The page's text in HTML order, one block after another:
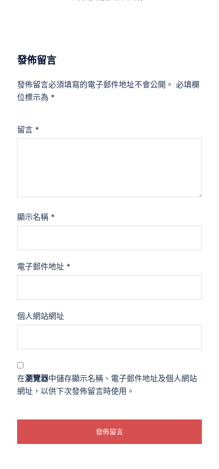
發佈留言
發佈留言必須填寫的電子郵件地址不會公開。 必填欄
位標示為 *
留言 *
顯示名稱 *
電子郵件地址 *
個人網站網址
在瀏覽器中儲存顯示名稱、電子郵件地址及個人網站
網址，以供下次發佈留言時使用。